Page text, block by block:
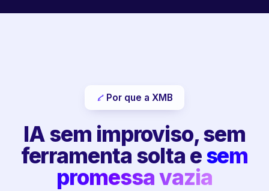
Por que a XMB
IA sem improviso, sem
ferramenta solta esem
promessa vazia